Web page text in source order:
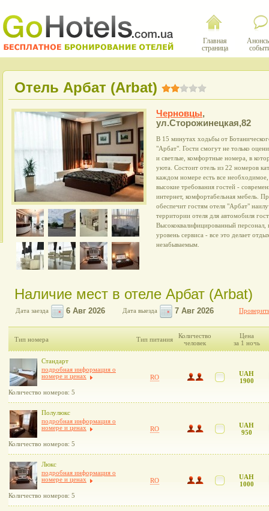
Главная
страница
Отель Арбат (Arbat)
Черновцы,
ул.Сторожинецкая,82
В 15 минутах ходьбы от
"Арбат". Гости смогут не только
и светлые, комфортные номера, в
уюта. Состоит отель из 22 номеров
каждом номере есть все
высокие требования гостей -
интернет, комфортабельная мебель.
обеспечит гостям отеля "Арбат"
территории отеля для автомобиля
Высококвалифицированный
уровень сервиса - все это делает
незабываемым.
Наличие мест в отеле Арбат (Arbat)
Дата заезда Дата выезда
Тип номера Тип питания
Количество
человек
Цена
за 1 ночь
Стандарт
подробная информация о
номере и ценах
Количество номеров: 5
RO
UAH
1900
Полулюкс
подробная информация о
номере и ценах
Количество номеров: 5
RO
UAH
950
Люкс
подробная информация о
номере и ценах
Количество номеров: 5
RO
UAH
1000